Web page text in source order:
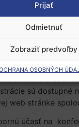
Prijať
Odmietnuť
Zobraziť predvoľby
OSOBNÝCH
University in
Erik Sedlák, DrSc.
and Innovation Park
o
sú dostupné
web stránke
účasť na